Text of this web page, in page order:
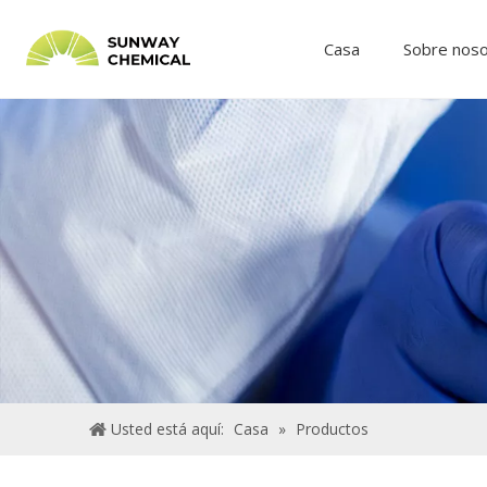
Casa Sobre
Usted está aquí: Casa » Productos